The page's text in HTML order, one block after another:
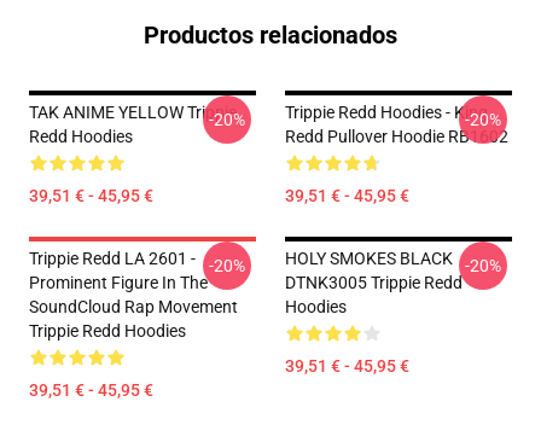
Productos relacionados
TAK ANIME YELLOW Trippie
Redd Hoodies
39,51 € - 45,95 €
-20%
Trippie Redd Hoodies - King
Redd Pullover Hoodie RB1602
39,51 € - 45,95 €
-20%
Trippie Redd LA 2601 -
Prominent Figure In The
SoundCloud Rap Movement
Trippie Redd Hoodies
39,51 € - 45,95 €
-20%
HOLY SMOKES BLACK
DTNK3005 Trippie Redd
Hoodies
39,51 € - 45,95 €
-20%